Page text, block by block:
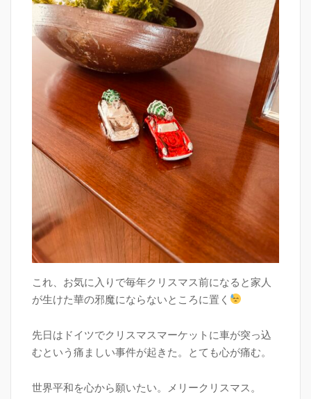
これ、お気に入りで毎年クリスマス前になると家人
が生けた華の邪魔にならないところに置く
先日はドイツでクリスマスマーケットに車が突っ込
むという痛ましい事件が起きた。とても心が痛む。
世界平和を心から願いたい。メリークリスマス。